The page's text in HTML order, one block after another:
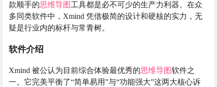
款顺手的思维导图 工具都是必不可少的生产力利器。在众
多同类软件中，Xmind 凭借极简的设计和硬核的实力，无
疑是行业内的标杆与常青树。
软件介绍
Xmind 被公认为目前综合体验最优秀的思维导图软件之
一。它完美平衡了“简单易用”与“功能强大”这两大核心诉